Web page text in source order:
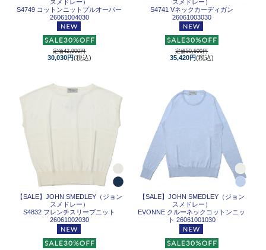
スメドレー）
S4749 コットンニットプルオーバー
26061004030
定価42,900円
30,030円(税込)
スメドレー）
S4741 Vネックカーディガン
26061003030
定価50,600円
35,420円(税込)
【SALE】 JOHN SMEDLEY（ジョン
スメドレー）
S4832 フレンチスリーブニット
26061002030
【SALE】 JOHN SMEDLEY（ジョン
スメドレー）
EVONNE クルーネックコットンニッ
ト 26061001030